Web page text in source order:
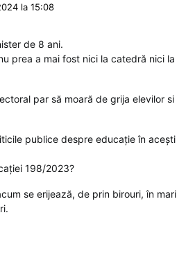
la 15:08
de 8 ani.
prea a mai fost nici la catedră nici la
par să moară de grija elevilor si
publice despre educație în acești
198/2023?
se erijează, de prin birouri, în mari